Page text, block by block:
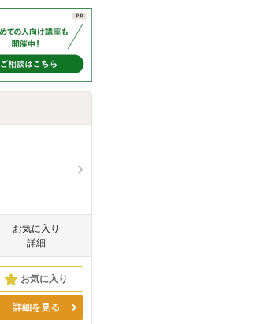
お気に入り
詳細
詳細を見る